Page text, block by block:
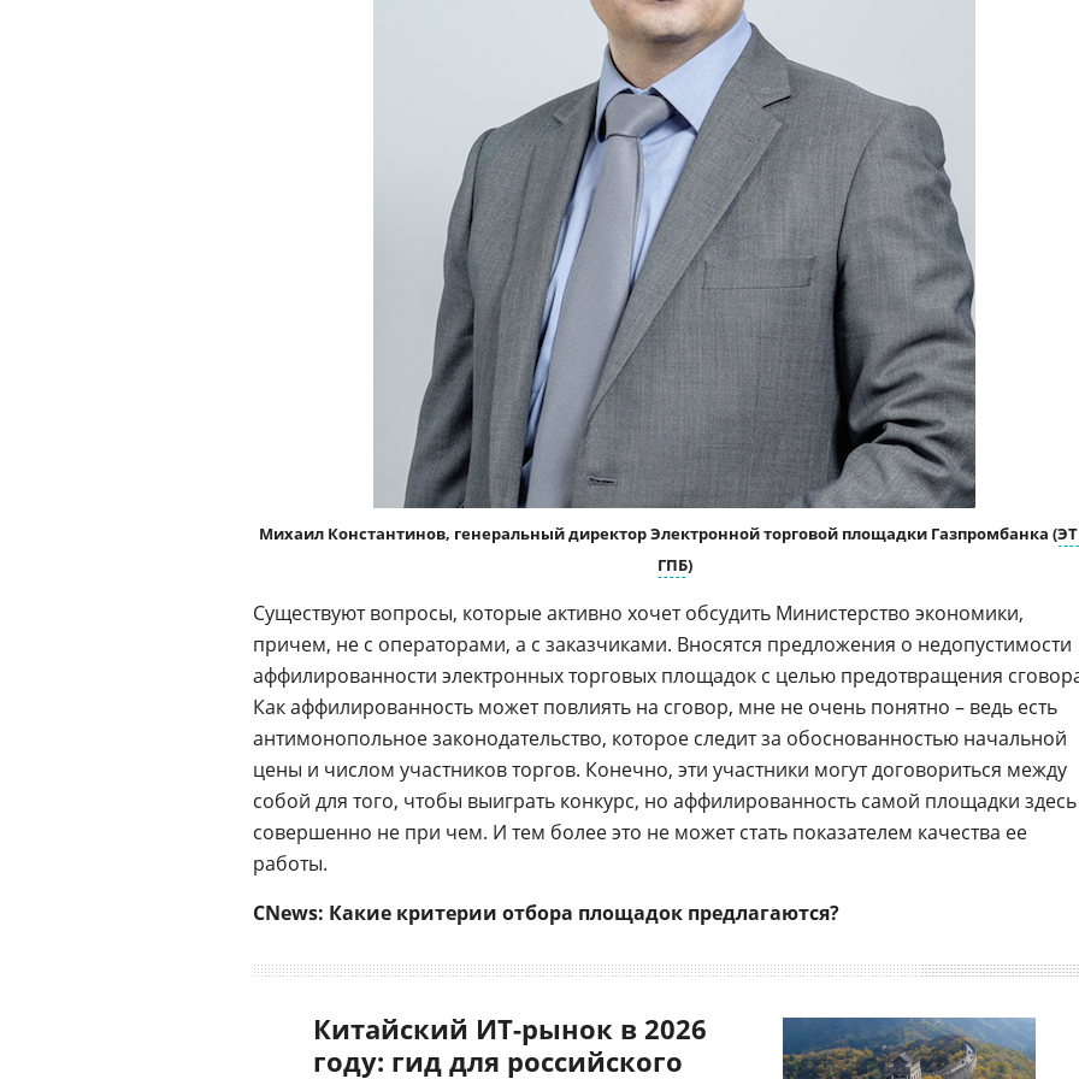
Михаил Константинов, генеральный директор Электронной торговой площадки Газпромбанка (
ГПБ)
Существуют вопросы, которые активно хочет обсудить Министерство экономики,
причем, не с операторами, а с заказчиками. Вносятся предложения о недопустимости
аффилированности электронных торговых площадок с целью предотвращения
Как аффилированность может повлиять на сговор, мне не очень понятно – ведь есть
антимонопольное законодательство, которое следит за обоснованностью начальной
цены и числом участников торгов. Конечно, эти участники могут договориться между
собой для того, чтобы выиграть конкурс, но аффилированность самой площадки здесь
совершенно не при чем. И тем более это не может стать показателем качества ее
работы.
CNews: Какие критерии отбора площадок предлагаются?
Китайский ИТ-рынок в 2026
году: гид для российского